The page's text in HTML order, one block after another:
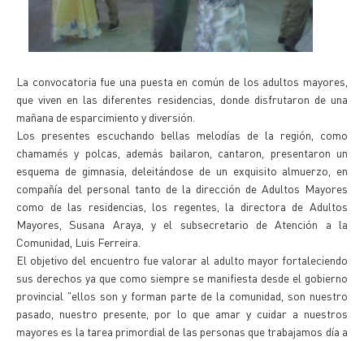
La convocatoria fue una puesta en común de los adultos mayores,
que viven en las diferentes residencias, donde disfrutaron de una
mañana de esparcimiento y diversión.
Los presentes escuchando bellas melodías de la región, como
chamamés y polcas, además bailaron, cantaron, presentaron un
esquema de gimnasia, deleitándose de un exquisito almuerzo, en
compañía del personal tanto de la dirección de Adultos Mayores
como de las residencias, los regentes, la directora de Adultos
Mayores, Susana Araya, y el subsecretario de Atención a la
Comunidad, Luis Ferreira.
El objetivo del encuentro fue valorar al adulto mayor fortaleciendo
sus derechos ya que como siempre se manifiesta desde el gobierno
provincial "ellos son y forman parte de la comunidad, son nuestro
pasado, nuestro presente, por lo que amar y cuidar a nuestros
mayores es la tarea primordial de las personas que trabajamos día a